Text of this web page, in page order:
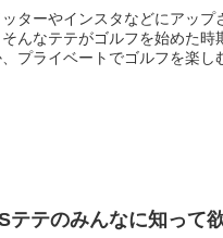
ッターやインスタなどにアッ
そんなテテがゴルフを始めた
プライベートでゴルフを楽し
テテのみんなに知って